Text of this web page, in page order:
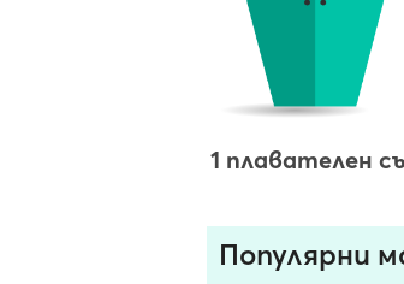
1 плавателен
Популярни